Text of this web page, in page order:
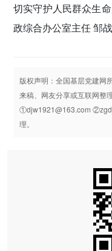
切实守护人民群众生命
政综合办公室主任 邹战
版权声明：全国基层党建网
来稿、网友分享或互联网整
①djw1921@163.com
理。